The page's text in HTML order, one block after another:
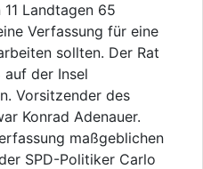
Landtagen 65
Verfassung für eine
sollten. Der Rat
auf der Insel
Vorsitzender des
Konrad Adenauer.
maßgeblichen
SPD-Politiker Carlo